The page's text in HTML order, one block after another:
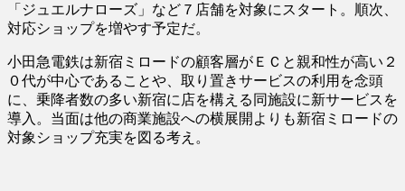
「ジュエルナローズ」など７店舗を対象にスタート。順次、
対応ショップを増やす予定だ。
小田急電鉄は新宿ミロードの顧客層がＥＣと親和性が高い２
０代が中心であることや、取り置きサービスの利用を念頭
に、乗降者数の多い新宿に店を構える同施設に新サービスを
導入。当面は他の商業施設への横展開よりも新宿ミロードの
対象ショップ充実を図る考え。